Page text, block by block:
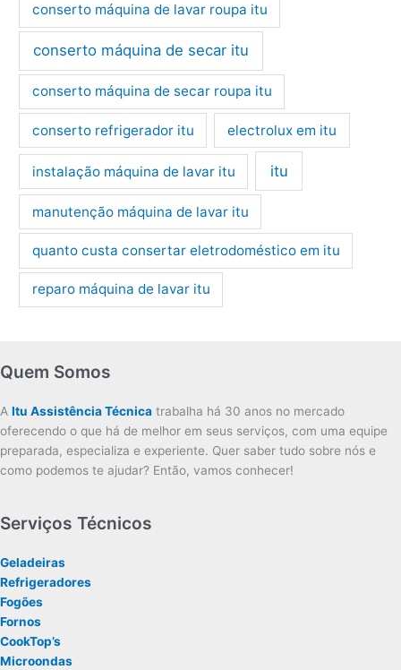
conserto máquina de lavar roupa itu
conserto máquina de secar itu
conserto máquina de secar roupa itu
conserto refrigerador itu electrolux em itu
instalação máquina de lavar itu itu
manutenção máquina de lavar itu
quanto custa consertar eletrodoméstico em itu
reparo máquina de lavar itu
Quem Somos
A Itu Assistência Técnica trabalha há 30 anos no mercado
oferecendo o que há de melhor em seus serviços, com uma equipe
preparada, especializa e experiente. Quer saber tudo sobre nós e
como podemos te ajudar? Então, vamos conhecer!
Serviços Técnicos
Geladeiras
Refrigeradores
Fogões
Fornos
CookTop’s
Microondas